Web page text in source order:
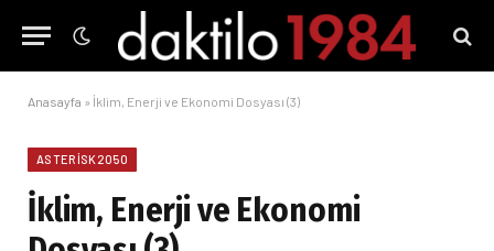
Anasayfa » İklim, Enerji ve Ekonomi Dosyası (3)
ASTERISK2050
İklim, Enerji ve Ekonomi